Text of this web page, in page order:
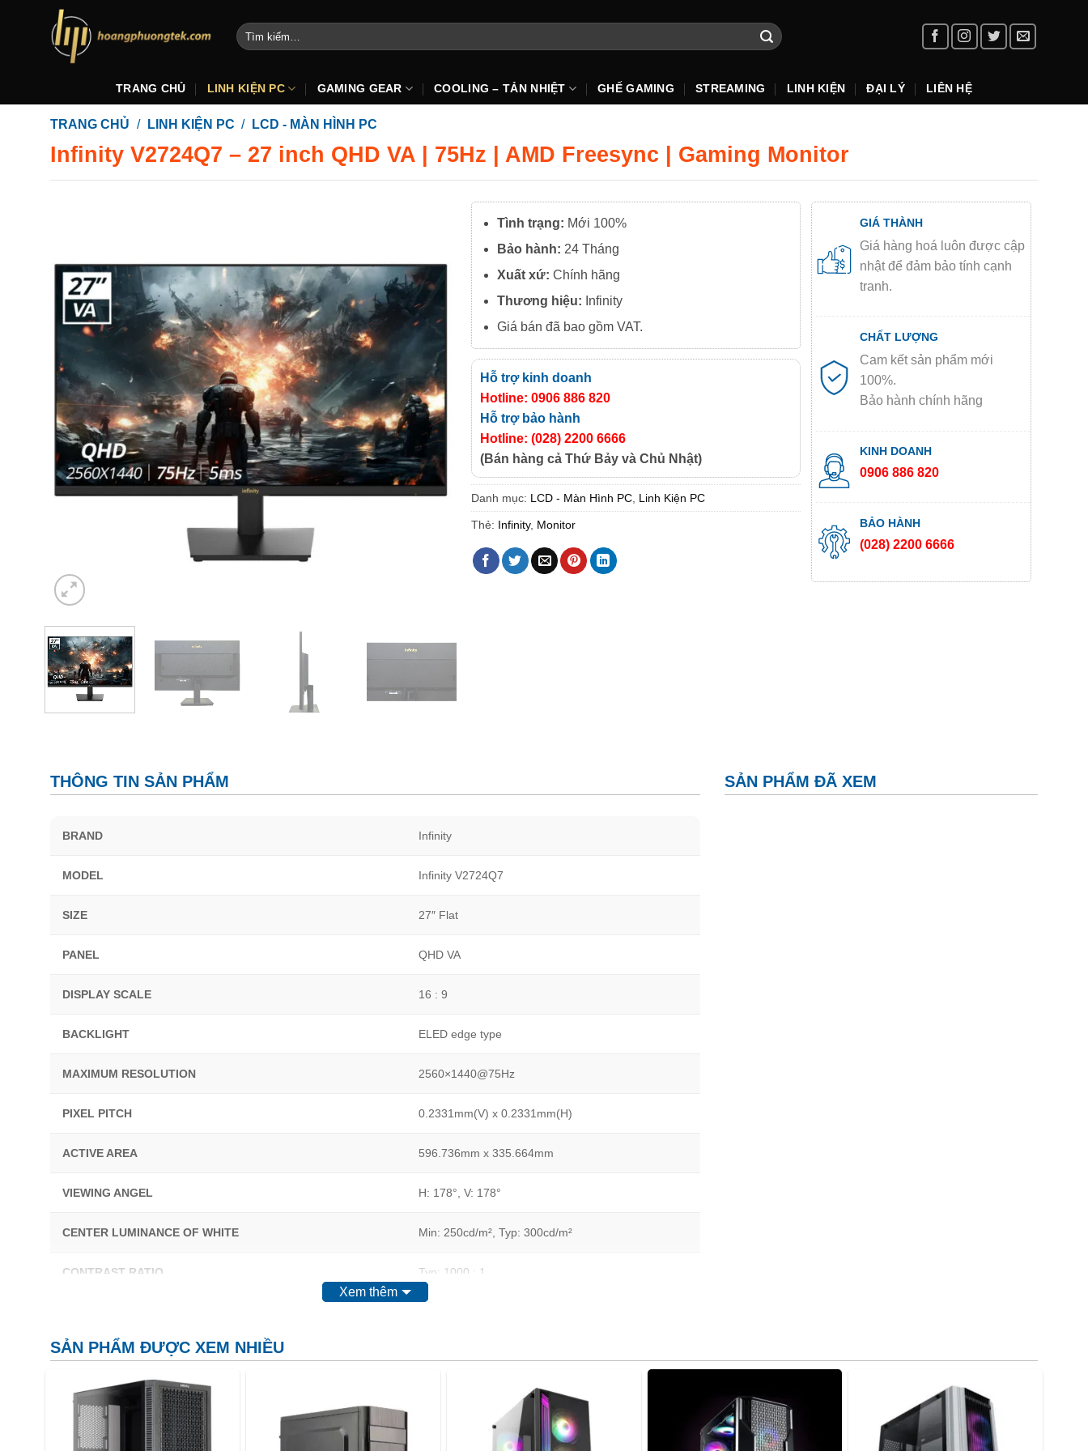
Tìm
kiếm:
TRANG CHỦ LINH KIỆN PC GAMING GEAR COOLING – TẢN NHIỆT GHẾ GAMING STREAMING LINH KIỆN ĐẠI LÝ LIÊN HỆ
TRANG CHỦ / LINH KIỆN PC / LCD - MÀN HÌNH PC
Infinity V2724Q7 – 27 inch QHD VA | 75Hz | AMD Freesync | Gaming Monitor
Tình trạng: Mới 100%
Bảo hành: 24 Tháng
Xuất xứ: Chính hãng
Thương hiệu: Infinity
Giá bán đã bao gồm VAT.
Hỗ trợ kinh doanh
Hotline: 0906 886 820
Hỗ trợ bảo hành
Hotline: (028) 2200 6666
(Bán hàng cả Thứ Bảy và Chủ Nhật)
Danh mục: LCD - Màn Hình PC Linh Kiện PC
Thẻ: Infinity, Monitor
GIÁ THÀNH
Giá hàng hoá luôn được cập
nhật để đảm bảo tính cạnh
tranh.
CHẤT LƯỢNG
Cam kết sản phẩm mới
100%.
Bảo hành chính hãng
KINH DOANH
0906 886 820
BẢO HÀNH
(028) 2200 6666
THÔNG TIN SẢN PHẨM
BRAND Infinity
MODEL Infinity V2724Q7
SIZE 27″ Flat
PANEL QHD VA
DISPLAY SCALE 16 : 9
BACKLIGHT ELED edge type
MAXIMUM RESOLUTION 2560×1440@75Hz
PIXEL PITCH 0.2331mm(V) x 0.2331mm(H)
ACTIVE AREA 596.736mm x 335.664mm
VIEWING ANGEL H: 178°, V: 178°
CENTER LUMINANCE OF WHITE Min: 250cd/m², Typ: 300cd/m²
CONTRAST RATIO Typ: 1000 : 1
BUILT-IN TECHNOLOGY
SUPPORT SOFTWARE
DISPLAY COLORS
Xem thêm
SẢN PHẨM ĐÃ XEM
SẢN PHẨM ĐƯỢC XEM NHIỀU